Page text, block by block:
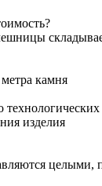
камня
технологических
изделия
целыми,